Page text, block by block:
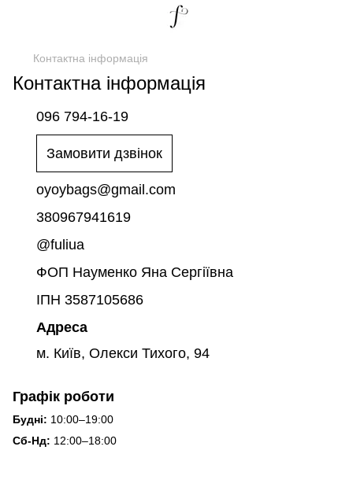
Контактна інформація
Контактна інформація
096 794-16-19
Замовити дзвінок
oyoybags@gmail.com
380967941619
@fuliua
ФОП Науменко Яна Сергіївна
ІПН 3587105686
Адреса
м. Київ, Олекси Тихого, 94
Графік роботи
Будні: 10:00–19:00
Сб-Нд: 12:00–18:00